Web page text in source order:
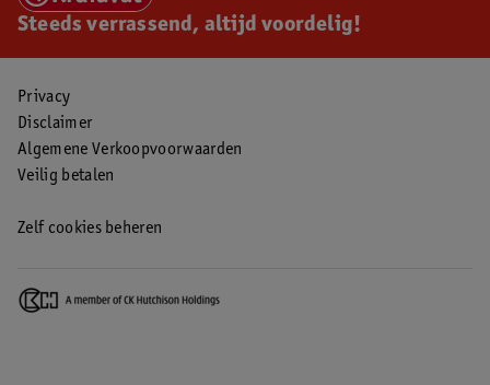
Steeds verrassend, altijd voordelig!
Privacy
Disclaimer
Algemene Verkoopvoorwaarden
Veilig betalen
Zelf cookies beheren